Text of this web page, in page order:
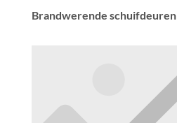
Brandwerende schuifdeuren